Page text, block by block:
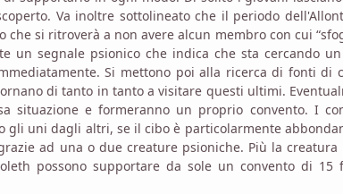
Va inoltre sottolineato che il periodo
si ritroverà a non avere alcun membro con cui
un segnale psionico che indica che sta cercando
Si mettono poi alla ricerca di fonti di
di tanto in tanto a visitare questi ultimi.
situazione e formeranno un proprio convento. I
gli uni dagli altri, se il cibo è particolarmente
ad una o due creature psioniche. Più la
possono supportare da sole un convento di